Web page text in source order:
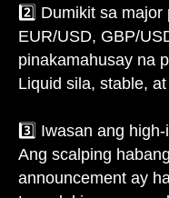
2️⃣ Dumikit sa major
EUR/USD, GBP/
pinakamahusay na
Liquid sila, stable,
3️⃣ Iwasan ang
Ang scalping
announcement ay